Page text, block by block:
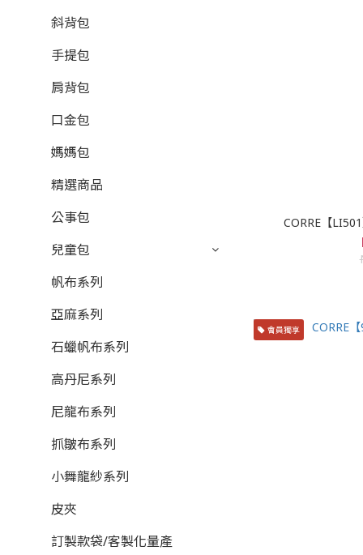
斜背包
手提包
肩背包
口金包
媽媽包
精選商品
公事包
兒童包
帆布系列
亞麻系列
石蠟帆布系列
高丹尼系列
尼龍布系列
抓皺布系列
小舞龍紗系列
皮夾
訂製款袋/客製化量產
CORRE【
會員獨享